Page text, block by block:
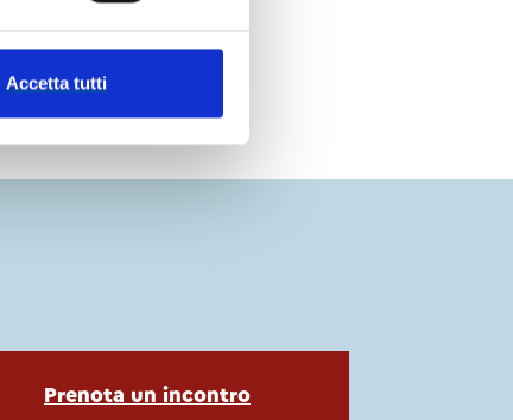
Accetta tutti
Prenota un incontro